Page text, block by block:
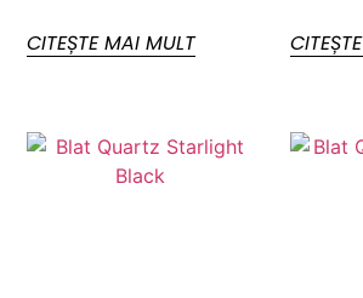
CITEȘTE MAI MULT